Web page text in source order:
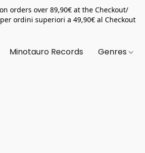
orders over 89,90€ at the Checkout/
ordini superiori a 49,90€ al Checkout
Minotauro Records Genres